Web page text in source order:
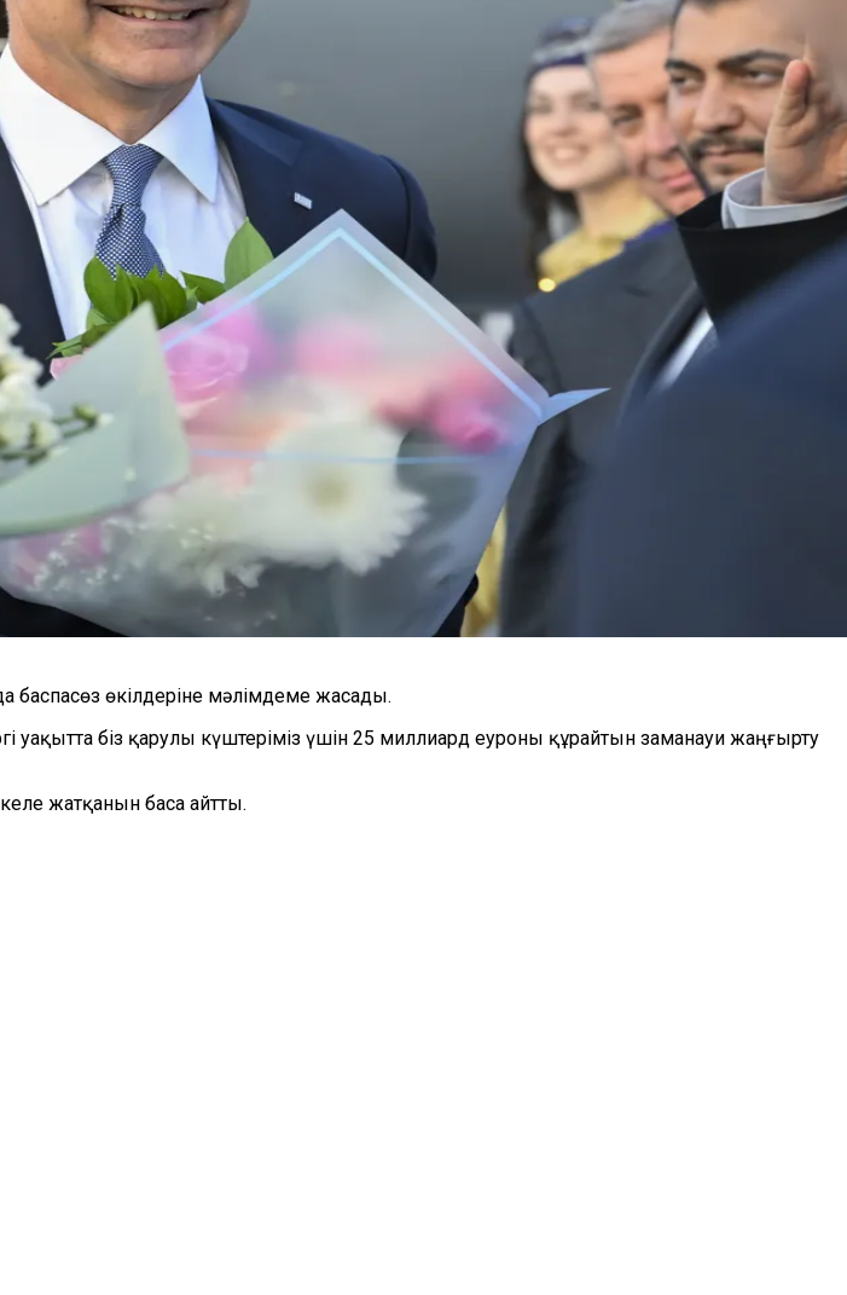
өкілдеріне мәлімдеме жасады.
уақытта біз қарулы күштеріміз үшін 25 миллиард еуроны құрайтын заманауи жаңғырту
жатқанын баса айтты.